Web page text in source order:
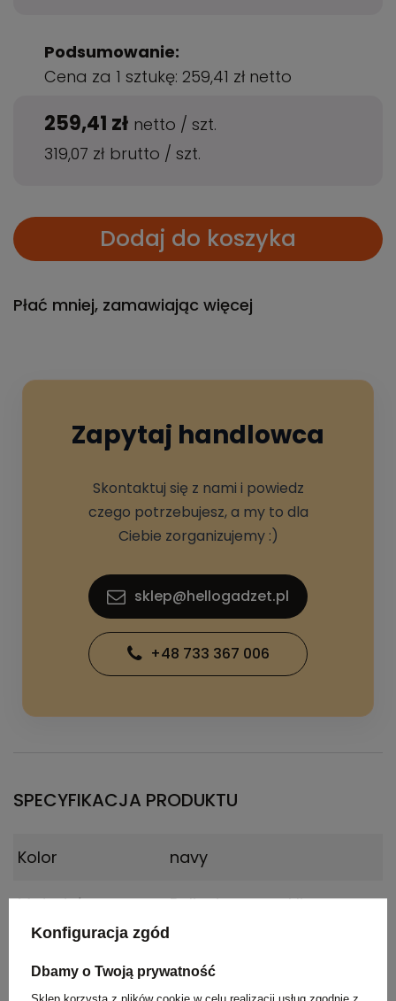
Podsumowanie:
Cena za 1 sztukę: 259,41 zł netto
259,41 zł netto / szt.
319,07 zł brutto / szt.
Dodaj do koszyka
Płać mniej, zamawiając więcej
Zapytaj handlowca
Skontaktuj się z nami i powiedz
czego potrzebujesz, a my to dla
Ciebie zorganizujemy :)
sklep@hellogadzet.pl
+48 733 367 006
SPECYFIKACJA PRODUKTU
Kolor navy
Materiał Poliester z recyklingu
produktu
Konfiguracja zgód
Dbamy o Twoją prywatność